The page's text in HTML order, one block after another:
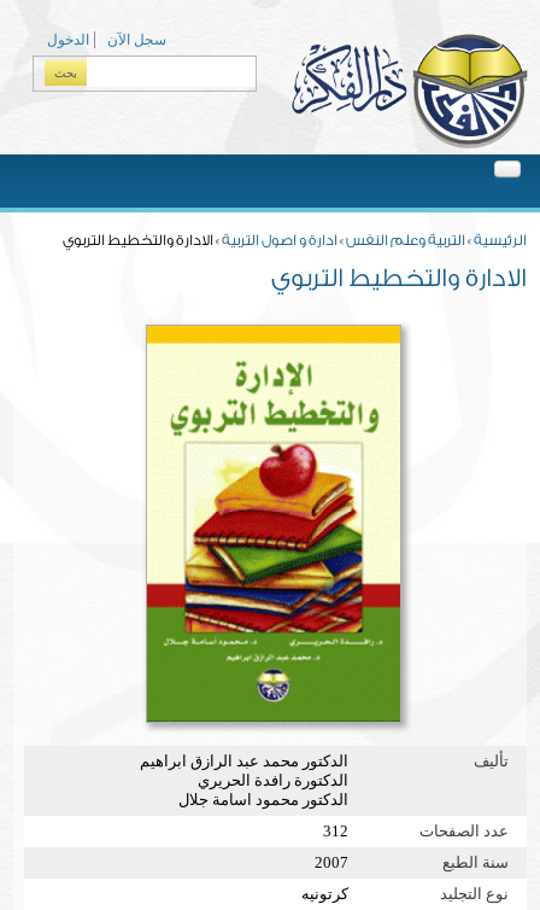
الدخول
سجل الآن
الرئيسية» التربية وعلم النفس» ادارة و اصول التربية» الادارة والتخطيط التربوي
الادارة والتخطيط التربوي
تأليف
الدكتور محمد عبد الرازق ابراهيم
الدكتورة رافدة الحريري
الدكتور محمود اسامة جلال
عدد الصفحات
312
سنة الطبع
2007
نوع التجليد
كرتونيه